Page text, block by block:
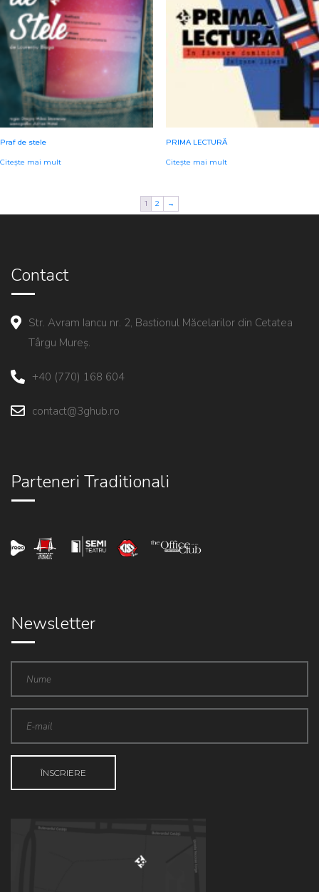
Praf de stele
Citește mai mult
PRIMA LECTURĂ
Citește mai mult
1 2 →
Contact
Str. Avram Iancu nr. 2, Bastionul Măcelarilor din Cetatea
Târgu Mureș.
+40 (770) 168 604
contact@3ghub.ro
Parteneri Traditionali
Newsletter